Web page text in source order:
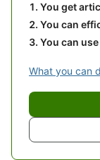
You get
You can
You can
What you can